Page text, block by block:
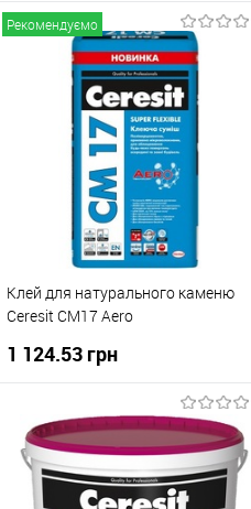
Рекомендуємо
Клей для натурального каменю
Ceresit CM17 Aero
1 124.53 грн
В корзину
Купити в 1 клік
До
порівняння